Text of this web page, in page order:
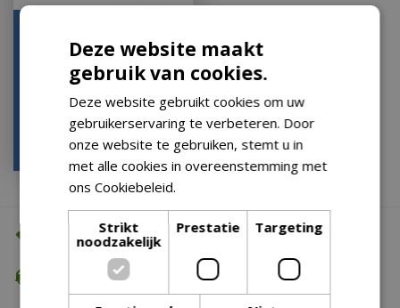
m.green 2.5l
95
Houd mij op de hoogte
Altijd de beste prijs
Gratis verzending
vanaf €74,99
Deze website maakt
gebruik van cookies.
Deze website gebruikt cookies om uw
gebruikerservaring te verbeteren. Door
onze website te gebruiken, stemt u in
met alle cookies in overeenstemming met
ons Cookiebeleid.
Strikt
noodzakelijk
Prestatie Targeting